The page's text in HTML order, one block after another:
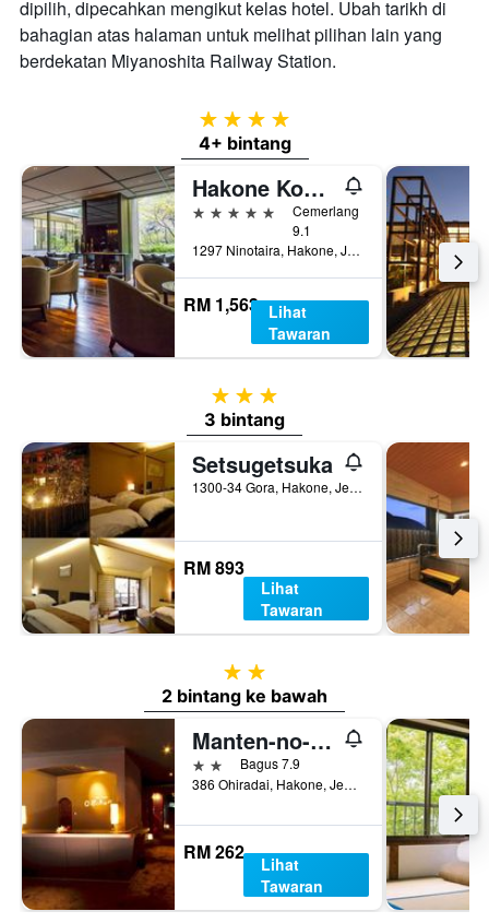
dipilih, dipecahkan mengikut kelas hotel. Ubah tarikh di
bahagian atas halaman untuk melihat pilihan lain yang
berdekatan Miyanoshita Railway Station.
4 bintang
4+ bintang
Hakone Kowakien Ten-Yu
5 bintang
Cemerlang
9.1
1297 Ninotaira, Hakone, Jepun
RM 1,563 Lihat
Tawaran
3 bintang
3 bintang
Setsugetsuka
1300-34 Gora, Hakone, Jepun
RM 893
Lihat
Tawaran
2 bintang
2 bintang ke bawah
Manten-no-Hoshi
2 bintangBagus 7.9
386 Ohiradai, Hakone, Jepun
RM 262
Lihat
Tawaran